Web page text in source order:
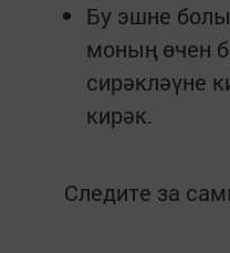
Бу эшне
моның өчен
сирәкләүне
кирәк.
Следите за